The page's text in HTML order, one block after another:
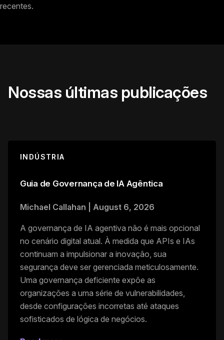
recentes.
Nossas últimas publicações
INDÚSTRIA
Guia de Governança de IA Agêntica
Michael Callahan August 6, 2026
A governança de IA agentiva não é mais opcional
no cenário digital atual. À medida que APIs e IAs
continuam a impulsionar a inovação, sua
segurança deve ser gerenciada meticulosamente.
Uma governança deficiente expõe as
organizações a uma série de vulnerabilidades,
desde configurações incorretas até ataques
sofisticados de lógica de negócios.